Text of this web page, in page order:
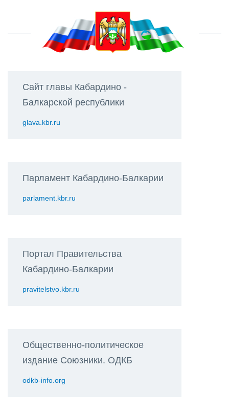
Сайт главы Кабардино -
Балкарской республики
glava.kbr.ru
Парламент Кабардино-Балкарии
parlament.kbr.ru
Портал Правительства
Кабардино-Балкарии
pravitelstvo.kbr.ru
Общественно-политическое
издание Союзники. ОДКБ
odkb-info.org